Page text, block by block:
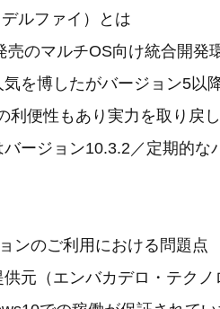
ルファイ）とは
売のマルチOS向け統合開
気を博したがバージョン5
利便性もあり実力を取り戻
バージョン10.3.2／定期的
ンのご利用における問題点
元（エンバカデロ・テクノ